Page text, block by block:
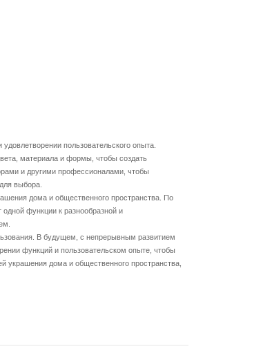
пользовательского опыта.
материала и формы, чтобы создать
и другими профессионалами, чтобы
выбора.
дома и общественного пространства. По
функции к разнообразной и
В будущем, с непрерывным развитием
функций и пользовательском опыте, чтобы
украшения дома и общественного пространства,